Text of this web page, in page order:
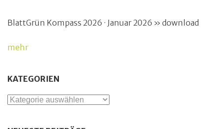
BlattGrün Kompass 2026 · Januar 2026 » download
mehr
KATEGORIEN
Kategorien